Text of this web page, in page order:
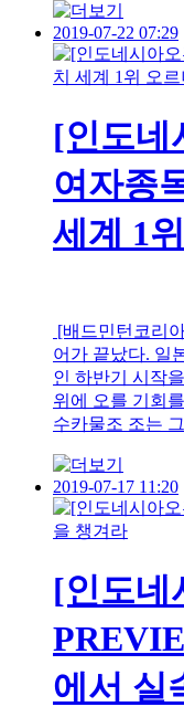
2019-07-22 07:29
[인도네
여자종
세계 1
[배드민턴코리
어가 끝났다. 일
인 하반기 시작
위에 오를 기회
수카물조 조는
2019-07-17 11:20
[인도네
에서 실